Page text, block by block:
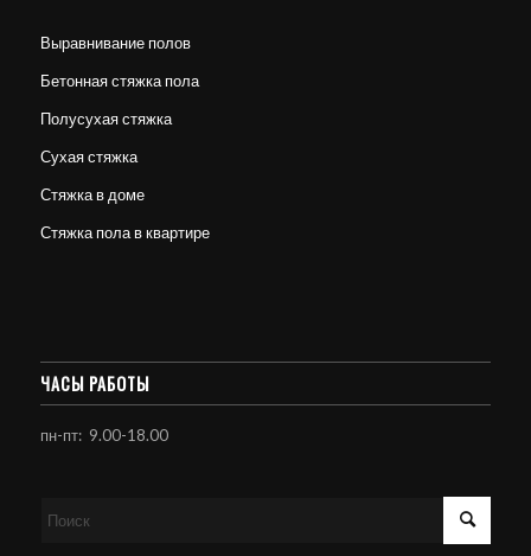
Выравнивание полов
Бетонная стяжка пола
Полусухая стяжка
Сухая стяжка
Стяжка в доме
Стяжка пола в квартире
ЧАСЫ РАБОТЫ
пн-пт: 9.00-18.00